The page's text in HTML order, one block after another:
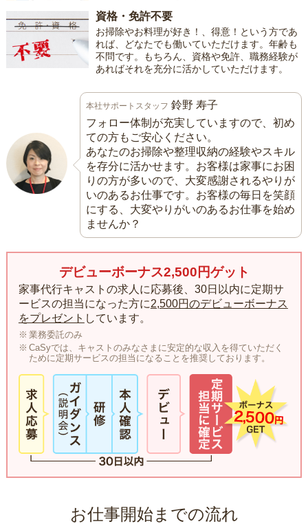
資格・免許不要
お掃除やお料理が好き！、得意！という方であ
れば、どなたでも働いていただけます。年齢も
不問です。もちろん、資格や免許、職務経験が
あればそれを充分に活かしていただけます。
本社サポートスタッフ 鈴野 寿子
フォロー体制が充実していますので、初め
ての方もご安心ください。
あなたのお掃除や整理収納の経験やスキル
を存分に活かせます。お客様は家事にお困
りの方が多いので、大変感謝されるやりが
いのあるお仕事です。お客様の毎日を笑顔
にする、大変やりがいのあるお仕事を始め
ませんか？
デビューボーナス2,500円ゲット
家事代行キャストの求人に応募後、30日以内に定期サ
ービスの担当になった方に2,500円のデビューボーナス
をプレゼント しています。
業務委託のみ
CaSyでは、キャストのみなさまに安定的な収入を得ていただく
ために定期サービスの担当になることを推奨しております。
お仕事開始までの流れ